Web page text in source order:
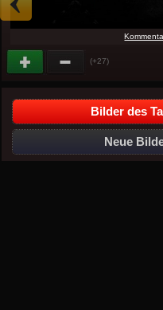
(+27)
Bilder des
Neue